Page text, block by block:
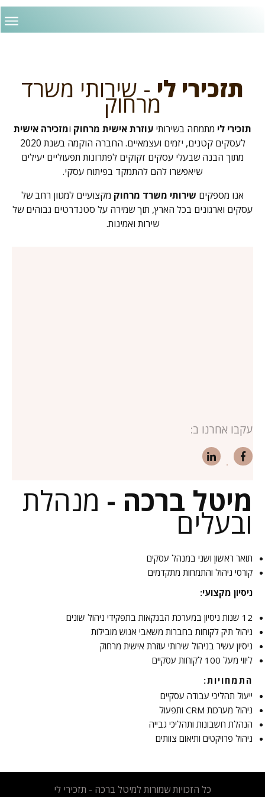
תזכירי לי- שירותי משרד
מרחוק
תזכירי לימתמחה בשירותיעוזרת אישית מרחוקומזכירה אישית
לעסקים קטנים, יזמים ועצמאיים. החברה הוקמה בשנת 2020
מתוך הבנה שבעלי עסקים זקוקים לפתרונות תפעוליים יעילים
שיאפשרו להם להתמקד בפיתוח עסקי.
אנו מספקיםשירותי משרד מרחוקמקצועיים למגוון רחב של
עסקים וארגונים בכל הארץ, תוך שמירה על סטנדרטים גבוהים של
שירות ואמינות.
עקבו אחרנו ב:
מיטל ברכה -מנהלת
ובעלים
תואר ראשון ושני במנהל עסקים
קורסי ניהול והתמחות מתקדמים
ניסיון מקצועי:
12 שנות ניסיון במערכת הבנקאות בתפקידי ניהול שונים
ניהול תיק לקוחות בחברות משאבי אנוש מובילות
ניסיון עשיר בניהול שירותי עוזרת אישית מרחוק
ליווי מעל 100 לקוחות עסקיים
התמחויות:
ייעול תהליכי עבודה עסקיים
ניהול מערכות CRM ותפעול
הנהלת חשבונות ותהליכי גבייה
ניהול פרויקטים ותיאום צוותים
כל הזכויות שמורות למיטל ברכה - תזכירי לי